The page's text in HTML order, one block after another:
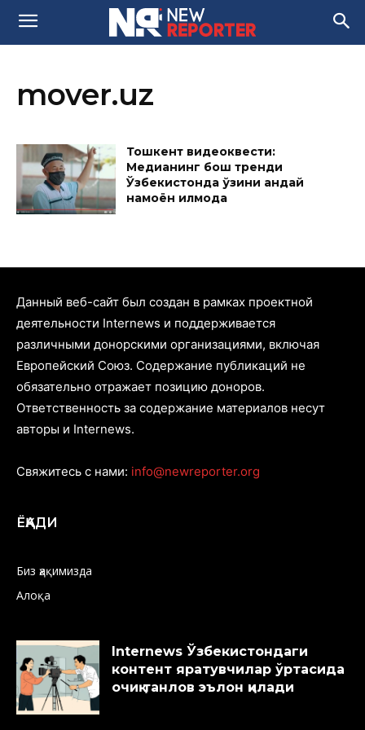
mover.uz
Тошкент видеоквести:
Медианинг бош тренди
Ўзбекистонда ўзини қандай
намоён қилмоқда
Данный веб-сайт был создан в рамках проектной
деятельности Internews и поддерживается
различными донорскими организациями, включая
Европейский Союз. Содержание публикаций не
обязательно отражает позицию доноров.
Ответственность за содержание материалов несут
авторы и Internews.
Свяжитесь с нами: info@newreporter.org
ЁҚАДИ
Биз ҳақимизда
Алоқа
Internews Ўзбекистондаги
контент яратувчилар ўртасида
очиқ танлов эълон қилади